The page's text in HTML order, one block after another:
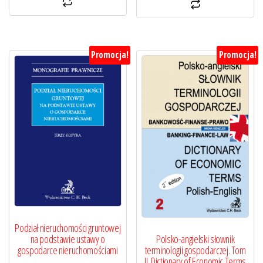
Promocja!
Podział nieruchomości gruntowej
na podstawie ustawy o
gospodarce nieruchomościami
Promocja!
Polsko-angielski słownik
terminologii gospodarczej. Tom